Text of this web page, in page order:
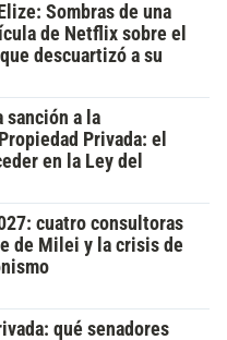
Sombras de una
de Netflix sobre el
descuartizó a su
sanción a la
Privada: el
en la Ley del
cuatro consultoras
de Milei y la crisis de
qué senadores